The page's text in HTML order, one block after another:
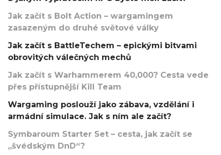
Jak začít s Bolt Action – wargamingem
zasazeným do druhé světové války
Jak začít s BattleTechem – epickými bitvami
obrovitých válečných mechů
Jak začít s Warhammerem 40,000? Cesta vede
přes přístupnější Kill Team
Wargaming poslouží jako zábava, vzdělání i
armádní simulace. Jak s ním ale začít?
Symbaroum Starter Set – cesta, jak začít se
„švédským DnD“?